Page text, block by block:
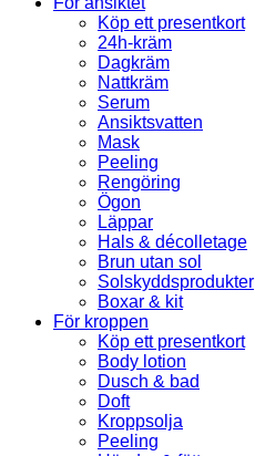
Köp ett presentkort
24h-kräm
Dagkräm
Nattkräm
Serum
Ansiktsvatten
Mask
Peeling
Rengöring
Ögon
Läppar
Hals & décolletage
Brun utan sol
Solskyddsprodukter
Boxar & kit
För kroppen
Köp ett presentkort
Body lotion
Dusch & bad
Doft
Kroppsolja
Peeling